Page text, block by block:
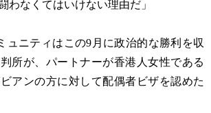
わなくてはいけない理由だ」
ニティはこの9月に政治的な勝利を収
所が、パートナーが香港人女性である
アンの方に対して配偶者ビザを認めた